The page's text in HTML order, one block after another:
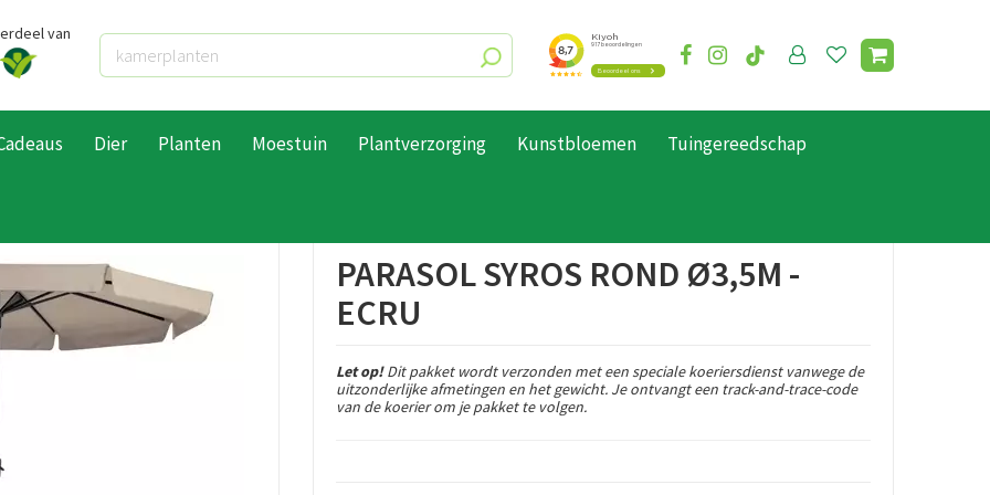
van
Dier Planten Moestuin Plantverzorging Kunstbloemen Tuingereedschap
PARASOL SYROS ROND Ø3,5M -
ECRU
Let op!Dit pakket wordt verzonden met een speciale koeriersdienst vanwege de
uitzonderlijke afmetingen en het gewicht. Je ontvangt een track-and-trace-code
van de koerier om je pakket te volgen.